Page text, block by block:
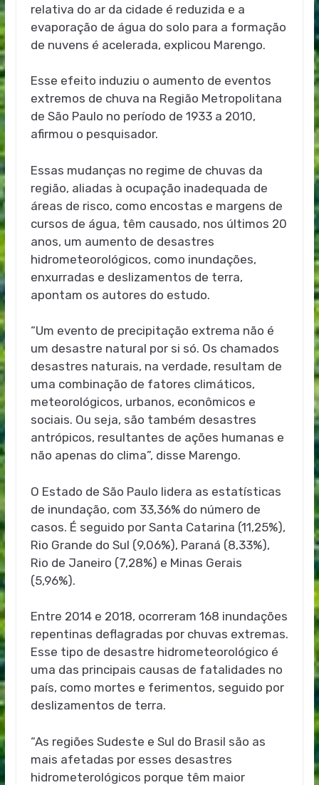
relativa do ar da cidade é reduzida e a
evaporação de água do solo para a formação
de nuvens é acelerada, explicou Marengo.
Esse efeito induziu o aumento de eventos
extremos de chuva na Região Metropolitana
de São Paulo no período de 1933 a 2010,
afirmou o pesquisador.
Essas mudanças no regime de chuvas da
região, aliadas à ocupação inadequada de
áreas de risco, como encostas e margens de
cursos de água, têm causado, nos últimos 20
anos, um aumento de desastres
hidrometeorológicos, como inundações,
enxurradas e deslizamentos de terra,
apontam os autores do estudo.
“Um evento de precipitação extrema não é
um desastre natural por si só. Os chamados
desastres naturais, na verdade, resultam de
uma combinação de fatores climáticos,
meteorológicos, urbanos, econômicos e
sociais. Ou seja, são também desastres
antrópicos, resultantes de ações humanas e
não apenas do clima”, disse Marengo.
O Estado de São Paulo lidera as estatísticas
de inundação, com 33,36% do número de
casos. É seguido por Santa Catarina (11,25%),
Rio Grande do Sul (9,06%), Paraná (8,33%),
Rio de Janeiro (7,28%) e Minas Gerais
(5,96%).
Entre 2014 e 2018, ocorreram 168 inundações
repentinas deflagradas por chuvas extremas.
Esse tipo de desastre hidrometeorológico é
uma das principais causas de fatalidades no
país, como mortes e ferimentos, seguido por
deslizamentos de terra.
“As regiões Sudeste e Sul do Brasil são as
mais afetadas por esses desastres
hidrometerológicos porque têm maior